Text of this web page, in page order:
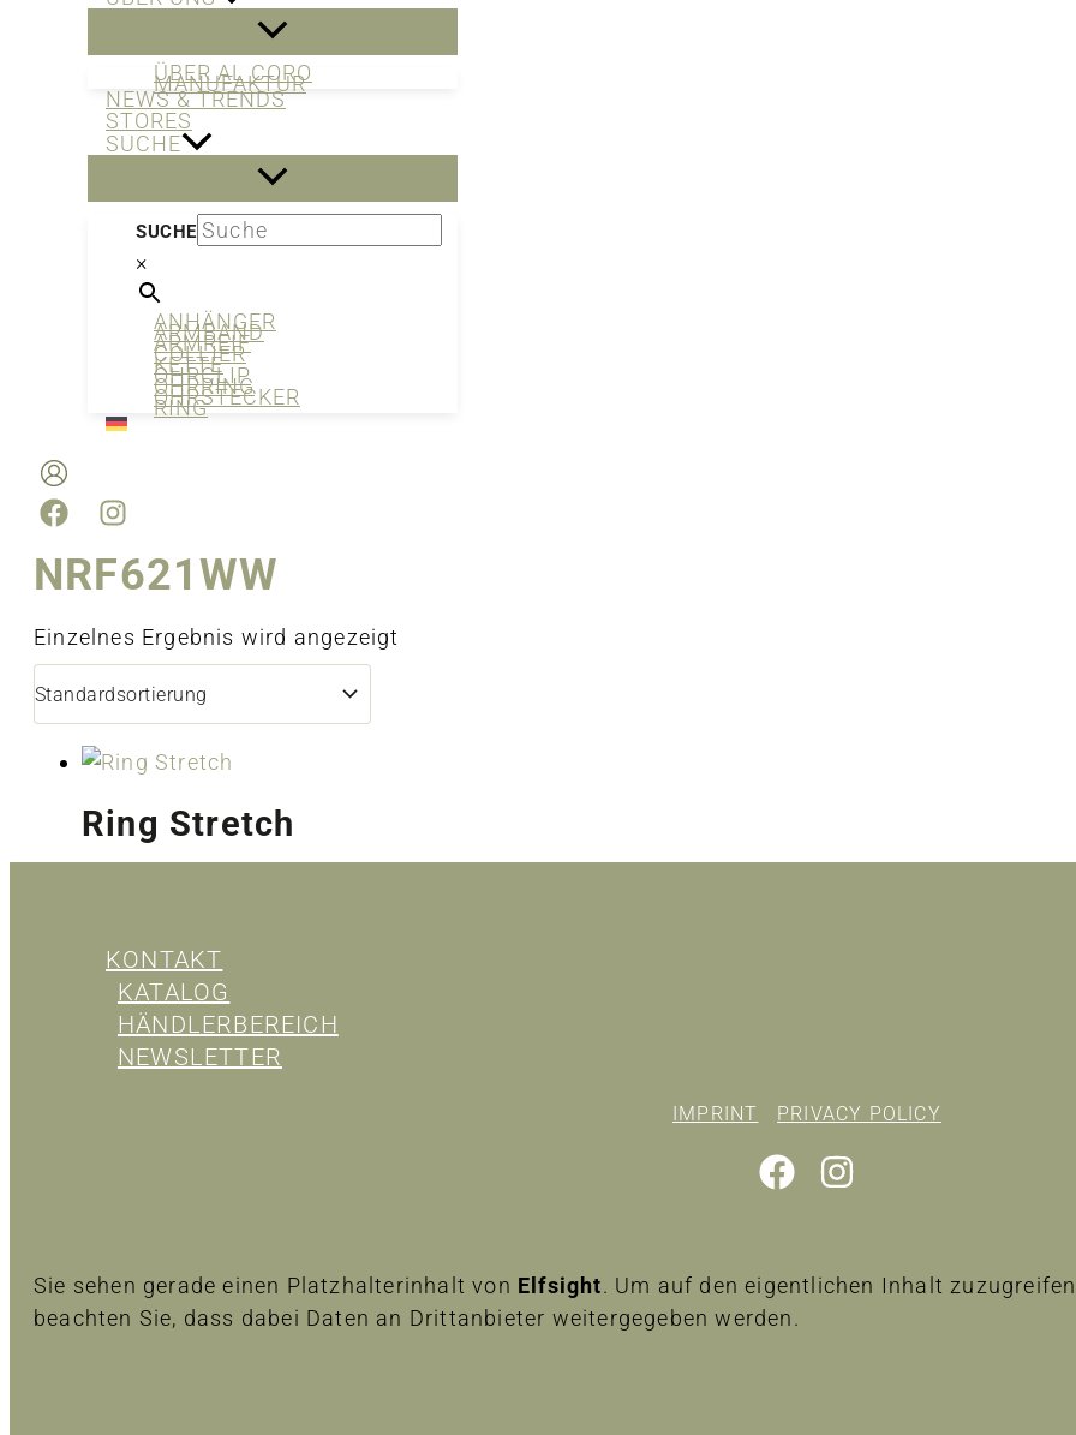
ÜBER AL CORO
MANUFAKTUR
NEWS & TRENDS
STORES
SUCHE
SUCHE
×
ANHÄNGER
ARMBAND
ARMREIF
COLLIER
KETTE
OHRCLIP
OHRRING
OHRSTECKER
RING
NRF621WW
Einzelnes Ergebnis wird angezeigt
Ring Stretch
KONTAKT
KATALOG
HÄNDLERBEREICH
NEWSLETTER
IMPRINT PRIVACY POLICY
Sie sehen gerade einen Platzhalterinhalt von Elfsight. Um auf den eigentlichen Inhalt
beachten Sie, dass dabei Daten an Drittanbieter weitergegeben werden.